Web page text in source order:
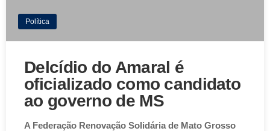
Política
Delcídio do Amaral é
oficializado como candidato
ao governo de MS
A Federação Renovação Solidária de Mato Grosso